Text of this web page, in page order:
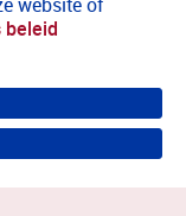
beleid